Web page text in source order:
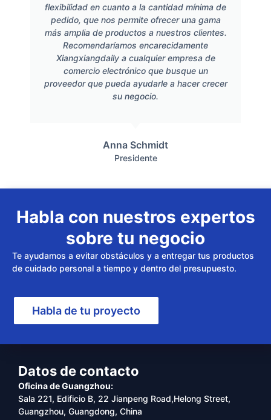
flexibilidad en cuanto a la cantidad mínima de
pedido, que nos permite ofrecer una gama
más amplia de productos a nuestros clientes.
Recomendaríamos encarecidamente
Xiangxiangdaily a cualquier empresa de
comercio electrónico que busque un
proveedor que pueda ayudarle a hacer crecer
su negocio.
Anna Schmidt
Presidente
Habla con nuestros expertos
sobre tu negocio
Te ayudamos a evitar obstáculos y a entregar tus productos
de cuidado personal a tiempo y dentro del presupuesto.
Habla de tu proyecto
Datos de contacto
Oficina de Guangzhou:
Sala 221, Edificio B, 22 Jianpeng Road,Helong Street,
Guangzhou, Guangdong, China